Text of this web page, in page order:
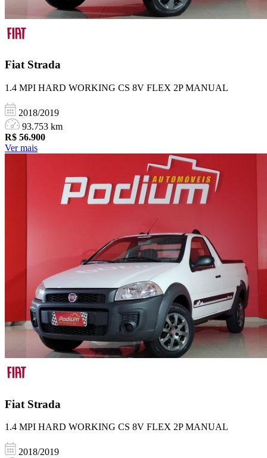
Fiat Strada
1.4 MPI HARD WORKING CS 8V FLEX 2P MANUAL
2018/2019
93.753 km
R$ 56.900
Ver mais
Fiat Strada
1.4 MPI HARD WORKING CS 8V FLEX 2P MANUAL
2018/2019